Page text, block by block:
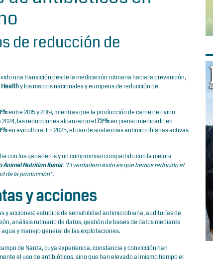
de reducción de
una transición desde la medicación rutinaria hacia la prevención,
Healthy los marcos nacionales y europeos de reducción de
entre 2015 y 2019, mientras que la producción de carne de ovino
2024, las reducciones alcanzaron el73%en pienso medicado en
en avicultura. En 2025, el uso de sustancias antimicrobianas activas
con los ganaderos y un compromiso compartido con la mejora
Animal Nutrition Iberia: "El verdadero éxito es que hemos reducido el
de la producción”.
y acciones
y acciones: estudios de sensibilidad antimicrobiana, auditorías de
análisis rutinario de datos, gestión de bases de datos mediante
y manejo general de las explotaciones.
de Nanta, cuya experiencia, constancia y convicción han
el uso de antibióticos, sino que han elevado al mismo tiempo el